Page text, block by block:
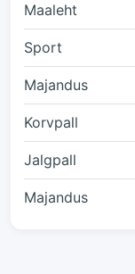
Maaleht
Sport
Majandus
Korvpall
Jalgpall
Majandus